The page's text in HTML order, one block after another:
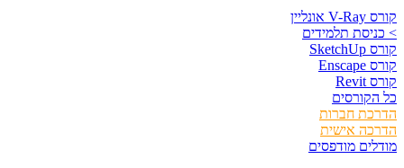
קורס V-Ray אונליין
> כניסת תלמידים
קורס SketchUp
קורס Enscape
קורס Revit
כל הקורסים
הדרכת חברות
הדרכה אישית
מודלים מודפסים